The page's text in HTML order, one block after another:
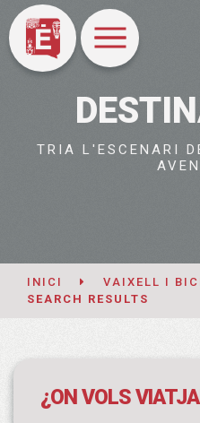
TRIA L'ESCENARI
INICI
VAIXELL I
SEARCH RESULTS
¿ON VOLS